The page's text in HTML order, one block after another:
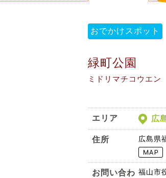
おでかけスポット
緑町公園
ミドリマチコウエン
エリア 広
住所 広島県
お問い合わ 福山市